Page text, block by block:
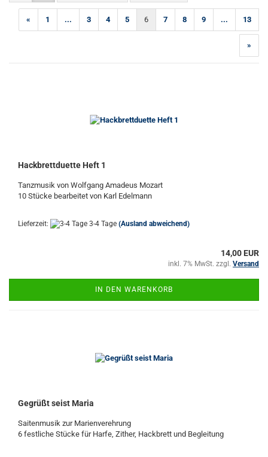
« 1 ... 3 4 5 6 7 8 9 ... 13
»
Hackbrettduette Heft 1
Tanzmusik von Wolfgang Amadeus Mozart
10 Stücke bearbeitet von Karl Edelmann
Lieferzeit: 3-4 Tage (Ausland abweichend)
14,00 EUR
inkl. 7% MwSt. zzgl. Versand
IN DEN WARENKORB
Gegrüßt seist Maria
Saitenmusik zur Marienverehrung
6 festliche Stücke für Harfe, Zither, Hackbrett und Begleitung